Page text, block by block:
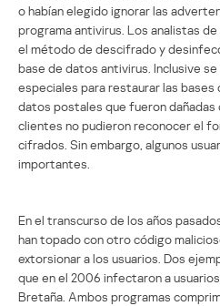
o habían elegido ignorar las
programa antivirus. Los analistas
el método de descifrado y
base de datos antivirus. Inclusive
especiales para restaurar las bases
datos postales que fueron dañadas
clientes no pudieron reconocer el
cifrados. Sin embargo, algunos
importantes.
En el transcurso de los años
han topado con otro código
extorsionar a los usuarios. Dos
que en el 2006 infectaron a
Bretaña. Ambos programas